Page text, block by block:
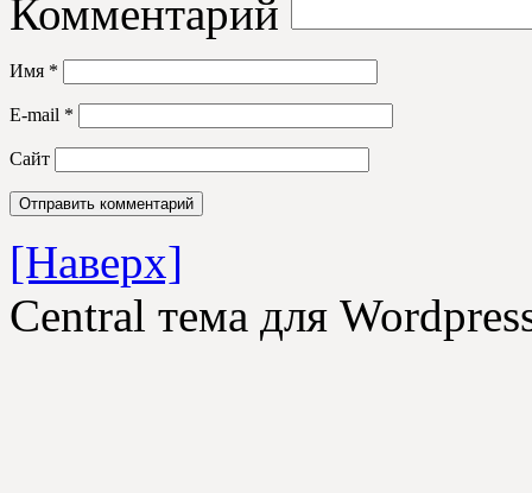
Комментарий
Имя *
E-mail *
Сайт
[Наверх]
Central тема для